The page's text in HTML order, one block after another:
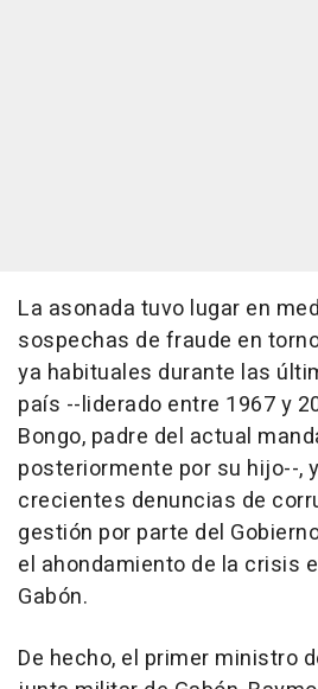
La asonada tuvo lugar en
sospechas de fraude en
ya habituales durante las
país --liderado entre 1967 y
Bongo, padre del actual
posteriormente por su hijo--,
crecientes denuncias de
gestión por parte del
el ahondamiento de la crisis
Gabón.
De hecho, el primer ministro